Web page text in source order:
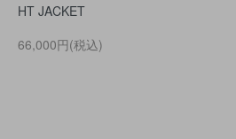
HT JACKET
66,000円(税込)